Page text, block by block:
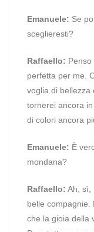
Emanuele: Se
sceglieresti?
Raffaello: Penso
perfetta per me.
voglia di bellezza
tornerei ancora
di colori ancora
Emanuele: È
mondana?
Raffaello: Ah, sì,
belle compagnie.
che la gioia della